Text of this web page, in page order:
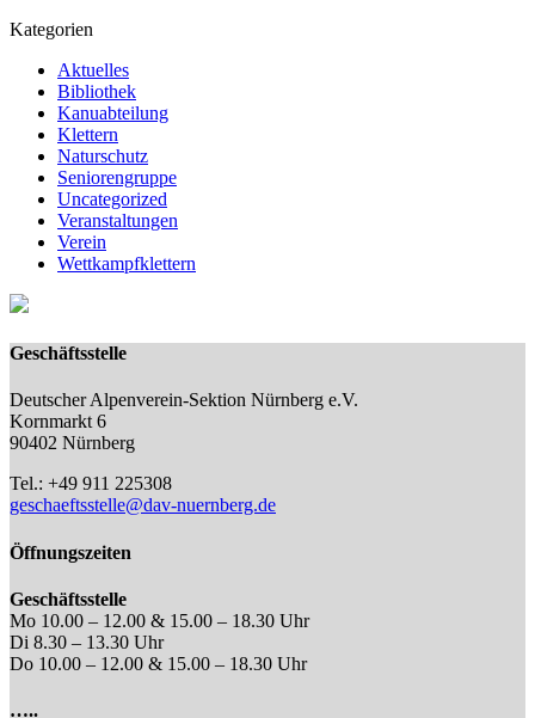
Kategorien
Aktuelles
Bibliothek
Kanuabteilung
Klettern
Naturschutz
Seniorengruppe
Uncategorized
Veranstaltungen
Verein
Wettkampfklettern
Geschäftsstelle
Deutscher Alpenverein-Sektion Nürnberg e.V.
Kornmarkt 6
90402 Nürnberg
Tel.: +49 911 225308
geschaeftsstelle@dav-nuernberg.de
Öffnungszeiten
Geschäftsstelle
Mo 10.00 – 12.00 & 15.00 – 18.30 Uhr
Di 8.30 – 13.30 Uhr
Do 10.00 – 12.00 & 15.00 – 18.30 Uhr
…..